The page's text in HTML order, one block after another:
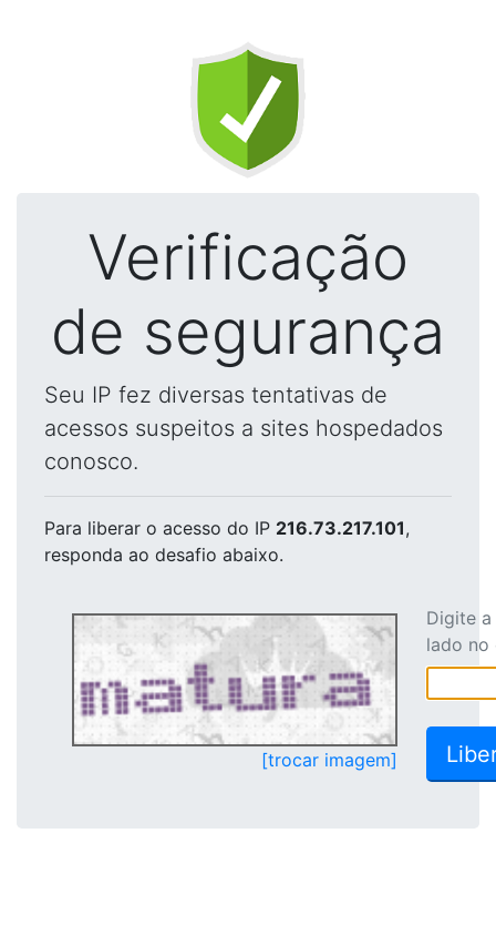
Verificação
de segurança
Seu IP fez diversas tentativas de
acessos suspeitos a sites hospedados
conosco.
Para liberar o acesso do IP 216.73.217.101,
responda ao desafio abaixo.
[trocar imagem]
Digite
lado no